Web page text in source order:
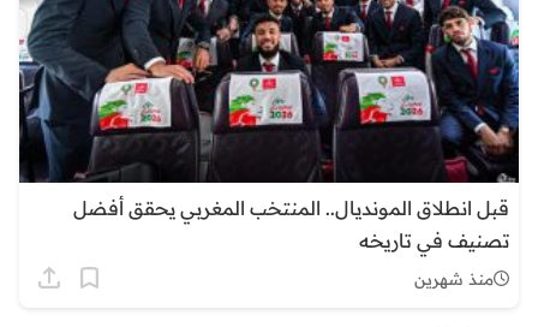
قبل انطلاق المونديال.. المنتخب المغربي يحقق أفضل
تصنيف في تاريخه
منذ شهرين